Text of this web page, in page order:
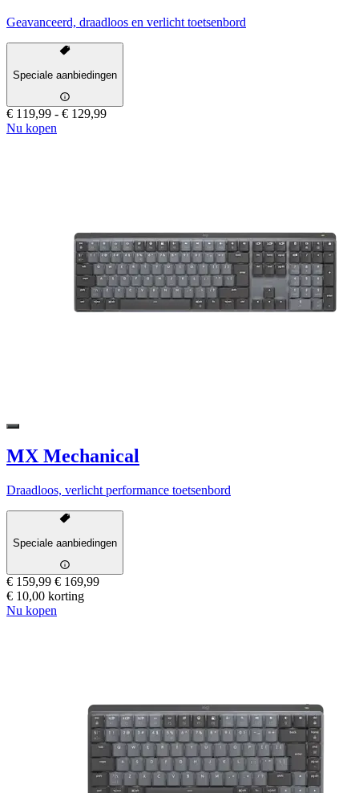
Geavanceerd, draadloos en verlicht toetsenbord
Speciale aanbiedingen
€ 119,99 - € 129,99
Nu kopen
MX Mechanical
Draadloos, verlicht performance toetsenbord
Speciale aanbiedingen
€ 159,99 € 169,99
€ 10,00 korting
Nu kopen